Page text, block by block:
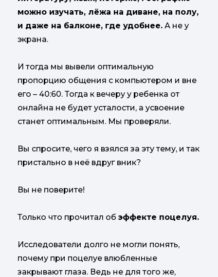
можно изучать, лёжа на диване, на полу,
и даже на балконе, где удобнее. А не у
экрана.
И тогда мы вывели оптимальную
пропорцию общения с компьютером и вне
его – 40:60. Тогда к вечеру у ребенка от
онлайна не будет усталости, а усвоение
станет оптимальным. Мы проверяли.
Вы спросите, чего я взялся за эту тему, и так
пристально в неё вдруг вник?
Вы не поверите!
Только что прочитал об эффекте поцелуя.
Исследователи долго не могли понять,
почему при поцелуе влюбленные
закрывают глаза. Ведь не для того же,